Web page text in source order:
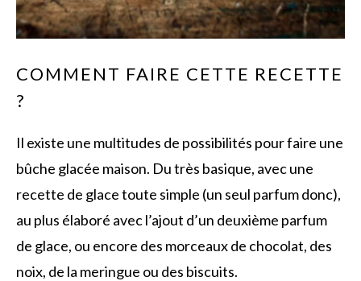
COMMENT FAIRE CETTE RECETTE
?
Il existe une multitudes de possibilités pour faire une
bûche glacée maison. Du très basique, avec une
recette de glace toute simple (un seul parfum donc),
au plus élaboré avec l’ajout d’un deuxième parfum
de glace, ou encore des morceaux de chocolat, des
noix, de la meringue ou des biscuits.